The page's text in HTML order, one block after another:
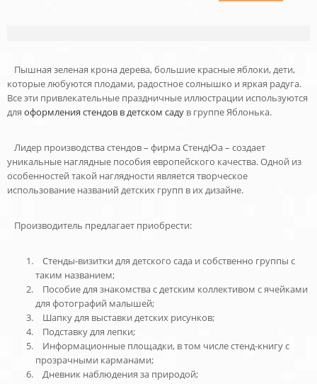
Пышная зеленая крона дерева, большие красные яблоки, дети,
которые любуются плодами, радостное солнышко и яркая радуга.
Все эти привлекательные праздничные иллюстрации используются
для оформления стендов в детском саду в группе Яблонька.
Лидер производства стендов – фирма СтендЮа – создает
уникальные наглядные пособия европейского качества. Одной из
особенностей такой наглядности является творческое
использование названий детских групп в их дизайне.
Производитель предлагает приобрести:
Стенды-визитки для детского сада и собственно группы с
таким названием;
Пособие для знакомства с детским коллективом с ячейками
для фотографий малышей;
Шапку для выставки детских рисунков;
Подставку для лепки;
Информационные площадки, в том числе стенд-книгу с
прозрачными карманами;
Дневник наблюдения за природой;